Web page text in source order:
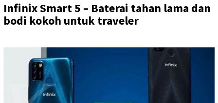
Infinix Smart 5 – Baterai tahan lama dan
bodi kokoh untuk traveler